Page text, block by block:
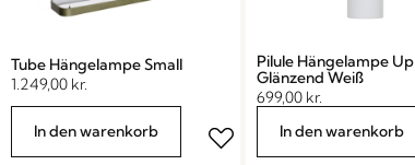
Tube Hängelampe Small
1.249,00 kr.
In den warenkorb
Pilule Hängelampe Up
Glänzend Weiß
699,00 kr.
In den warenkorb